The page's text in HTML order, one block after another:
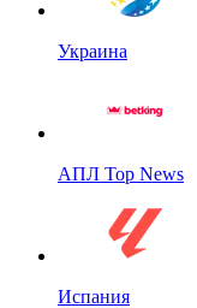
Украина
АПЛ Top News
Испания